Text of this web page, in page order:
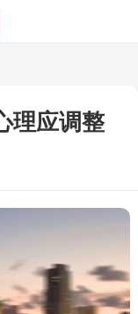
理应调整